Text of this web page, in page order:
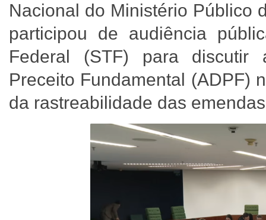
Nacional do Ministério Público
participou de audiência
Federal (STF) para discutir
Preceito Fundamental (ADPF)
da rastreabilidade das